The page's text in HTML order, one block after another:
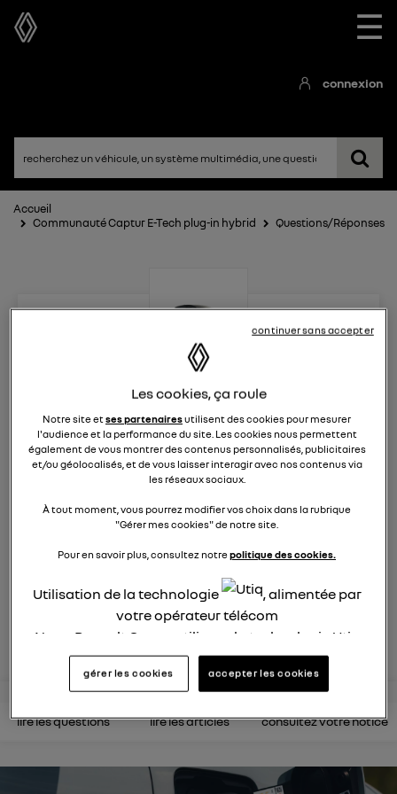
☰
connexion
Accueil
Communauté Captur E-Tech plug-in hybrid
Questions/Réponses
Captur E-Tech plug-in
hybrid
hybrides rechargeables RENAULT
205membres
C'est la promesse de Captur E-Tech hybride
rechargeable
posez une question
rejoignez
lire les questions lire les articles consultez votre notice
Les cookies, ça roule
Notre site etses partenairesutilisent des cookies pour mesurer
l'audience et la performance du site. Les cookies nous permettent
également de vous montrer des contenus personnalisés, publicitaires
et/ou géolocalisés, et de vous laisser interagir avec nos contenus via
les réseaux sociaux.
À tout moment, vous pourrez modifier vos choix dans la rubrique
"Gérer mes cookies" de notre site.
Pour en savoir plus, consultez notrepolitique des cookies.
Utilisation de la technologie
, alimentée par
votre opérateur télécom
Nous, Renault Group, utilisons la technologie Utiq
pour nos activités digitales (telles que décrites
dans cette notice de consentement) et liées à
utilisez une connexion internet fournie parun
consentez sur chaque site).
La technologie Utiq a été conçue pour la
gérer les cookies accepter les cookies
continuer sans accepter